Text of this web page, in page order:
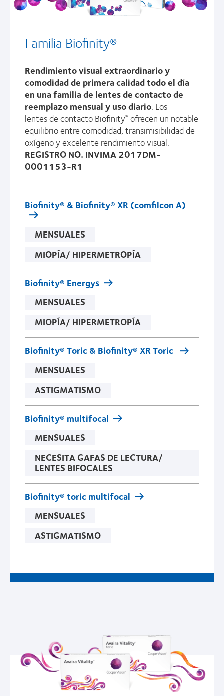
Familia Biofinity®
Rendimiento visual extraordinario y
comodidad de primera calidad todo el día
en una familia de lentes de contacto de
reemplazo mensual y uso diario. Los
lentes de contacto Biofinity® ofrecen un notable
equilibrio entre comodidad, transimisibilidad de
oxígeno y excelente rendimiento visual.
REGISTRO NO. INVIMA 2017DM-
0001153-R1
Biofinity® & Biofinity® XR (comfilcon A)
MENSUALES
MIOPÍA/ HIPERMETROPÍA
Biofinity® Energys
MENSUALES
MIOPÍA/ HIPERMETROPÍA
Biofinity® Toric & Biofinity® XR Toric
MENSUALES
ASTIGMATISMO
Biofinity® multifocal
MENSUALES
NECESITA GAFAS DE LECTURA/
LENTES BIFOCALES
Biofinity® toric multifocal
MENSUALES
ASTIGMATISMO